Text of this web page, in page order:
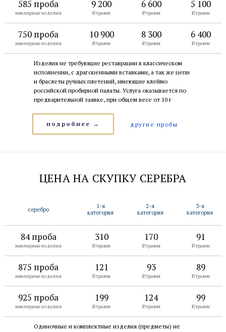
другие пробы
585 проба 9 200 6 600 5 100
₽/грамм ₽/грамм ₽/грамм
ювелирные изделия
750 проба 10 900 8 300 6 400
₽/грамм ₽/грамм ₽/грамм
ювелирные изделия
подробнее →
Изделия не требующие реставрации в классическом
исполнении, с драгоценными вставками, а так же цепи
и браслеты ручных плетений, имеющие клеймо
российской пробирной палаты. Услуга оказывается по
предварительной заявке, при общем весе от 10 г
84 проба 310 170 91
₽/грамм ₽/грамм ₽/грамм
ювелирные изделия
875 проба 121 93 89
₽/грамм ₽/грамм ₽/грамм
ювелирные изделия
925 проба 199 124 99
₽/грамм ₽/грамм ₽/грамм
ювелирные изделия
серебро
1-я
категория
2-я
категория
3-я
категория
ЦЕНА НА СКУПКУ СЕРЕБРА
Одиночные и комплектные изделия (предметы) не